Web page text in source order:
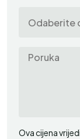
Ova cijena